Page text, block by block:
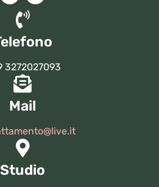
3272027093
Mail
Studio